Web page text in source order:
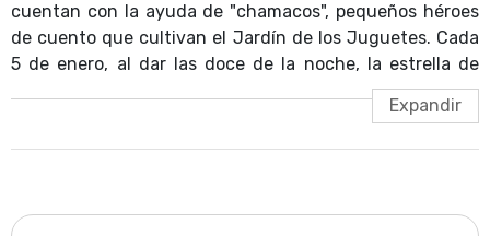
cuentan con la ayuda de "chamacos", pequeños héroes
de cuento que cultivan el Jardín de los Juguetes. Cada
5 de enero, al dar las doce de la noche, la estrella de
Belén, ese astro fantástico, aparece en el cielo para
guiarlos en su recorrido. Pero aquella noche se encendió
aquel contratiempo y de cómo el valeroso Chuchito, uno